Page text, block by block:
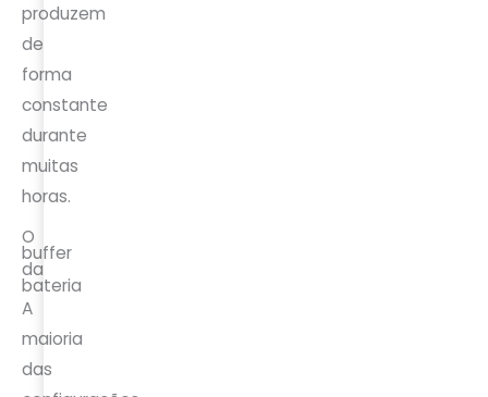
produzem
de
forma
constante
durante
muitas
horas.
O
buffer
da
bateria
A
maioria
das